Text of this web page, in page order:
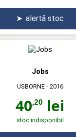
➤ alertă stoc
Jobs
USBORNE- 2016
40,20 lei
stoc indisponibil